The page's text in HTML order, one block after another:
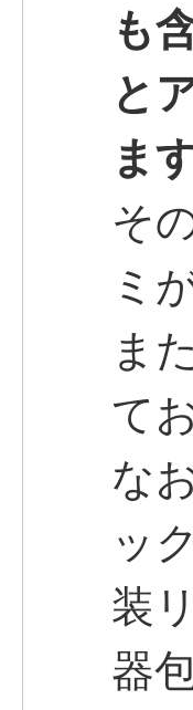
も
と
ま
そ
ミ
ま
て
な
ッ
装
器